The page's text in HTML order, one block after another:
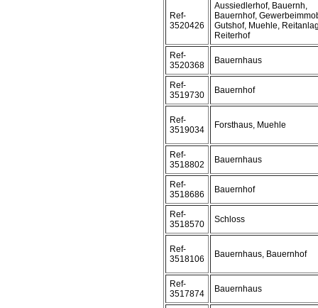
Ref-
3520426
Aussiedlerhof, Bauernh,
Bauernhof,
Gutshof, Muehle,
Reiterhof
Ref-
3520368
Bauernhaus
Ref-
3519730
Bauernhof
Ref-
3519034
Forsthaus, Muehle
Ref-
3518802
Bauernhaus
Ref-
3518686
Bauernhof
Ref-
3518570
Schloss
Ref-
3518106
Bauernhaus, Bauernhof
Ref-
3517874
Bauernhaus